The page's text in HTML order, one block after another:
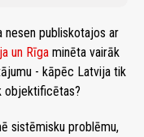
nesen publiskotajos ar
un Rīga minēta vairāk
- kāpēc Latvija tik
objektificētas?
sistēmisku problēmu,